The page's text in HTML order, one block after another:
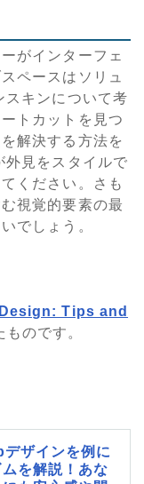
がインターフェ
ペースはソリュ
スキンについて考
トカットを見つ
解決する方法を
外見をスタイルで
ください。さも
視覚的要素の最
でしょう。
Tips and
のです。
ザインを例に
を解説！あな